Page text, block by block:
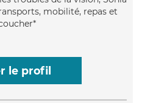
mobilité, repas et
le profil